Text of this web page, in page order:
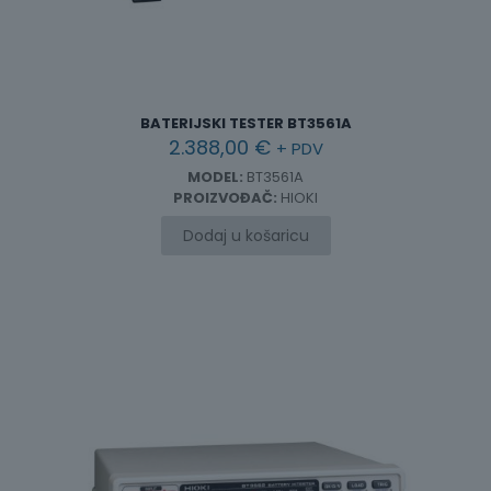
BATERIJSKI TESTER BT3561A
2.388,00 € + PDV
MODEL: BT3561A
PROIZVOĐAČ: HIOKI
Dodaj u košaricu